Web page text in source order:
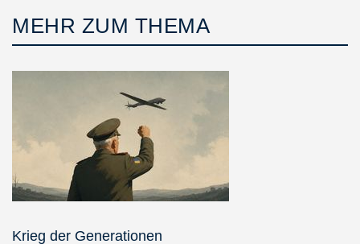
MEHR ZUM THEMA
Krieg der Generationen